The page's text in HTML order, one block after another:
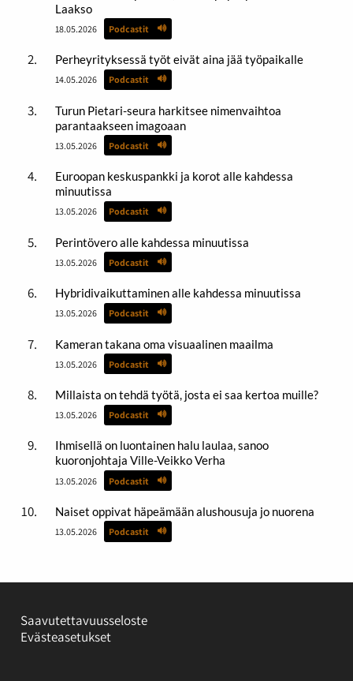
Laakso
18.05.2026 Podcastit
Perheyrityksessä työt eivät aina jää työpaikalle
14.05.2026 Podcastit
Turun Pietari-seura harkitsee nimenvaihtoa
parantaakseen imagoaan
13.05.2026 Podcastit
Euroopan keskuspankki ja korot alle kahdessa
minuutissa
13.05.2026 Podcastit
Perintövero alle kahdessa minuutissa
13.05.2026 Podcastit
Hybridivaikuttaminen alle kahdessa minuutissa
13.05.2026 Podcastit
Kameran takana oma visuaalinen maailma
13.05.2026 Podcastit
Millaista on tehdä työtä, josta ei saa kertoa muille?
13.05.2026 Podcastit
Ihmisellä on luontainen halu laulaa, sanoo
kuoronjohtaja Ville-Veikko Verha
13.05.2026 Podcastit
Naiset oppivat häpeämään alushousuja jo nuorena
13.05.2026 Podcastit
Saavutettavuusseloste
Evästeasetukset